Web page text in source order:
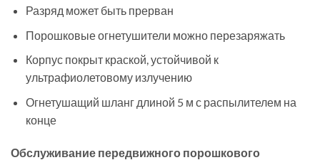
Разряд может быть прерван
Порошковые огнетушители можно перезаряжать
Корпус покрыт краской, устойчивой к
ультрафиолетовому излучению
Огнетушащий шланг длиной 5 м с распылителем на
конце
Обслуживание передвижного порошкового